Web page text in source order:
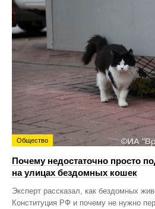
Общество
Почему недостаточно просто
на улицах бездомных кошек
Эксперт рассказал, как бездомных
Конституция РФ и почему не нужно